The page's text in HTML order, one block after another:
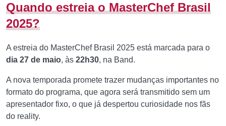
Quando estreia o MasterChef Brasil
2025?
A estreia do MasterChef Brasil 2025 está marcada para o
dia 27 de maio, às 22h30, na Band.
A nova temporada promete trazer mudanças importantes no
formato do programa, que agora será transmitido sem um
apresentador fixo, o que já despertou curiosidade nos fãs
do reality.